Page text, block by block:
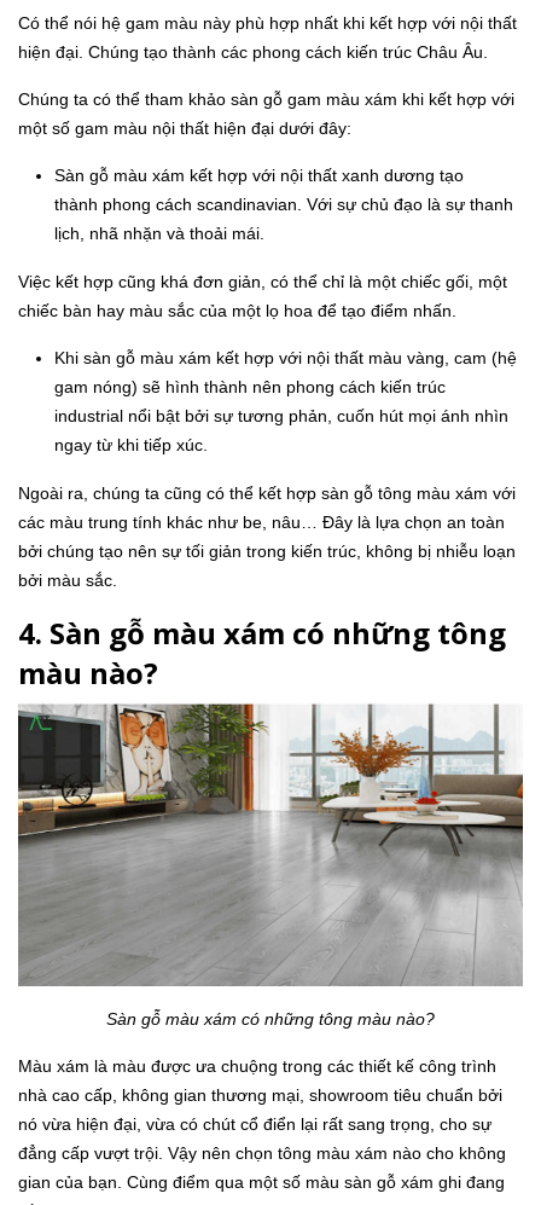
Có thể nói hệ gam màu này phù hợp nhất khi kết hợp với nội thất
hiện đại. Chúng tạo thành các phong cách kiến trúc Châu Âu.
Chúng ta có thể tham khảo sàn gỗ gam màu xám khi kết hợp với
một số gam màu nội thất hiện đại dưới đây:
Sàn gỗ màu xám kết hợp với nội thất xanh dương tạo
thành phong cách scandinavian. Với sự chủ đạo là sự thanh
lịch, nhã nhặn và thoải mái.
Việc kết hợp cũng khá đơn giản, có thể chỉ là một chiếc gối, một
chiếc bàn hay màu sắc của một lọ hoa để tạo điểm nhấn.
Khi sàn gỗ màu xám kết hợp với nội thất màu vàng, cam (hệ
gam nóng) sẽ hình thành nên phong cách kiến trúc
industrial nổi bật bởi sự tương phản, cuốn hút mọi ánh nhìn
ngay từ khi tiếp xúc.
Ngoài ra, chúng ta cũng có thể kết hợp sàn gỗ tông màu xám với
các màu trung tính khác như be, nâu… Đây là lựa chọn an toàn
bởi chúng tạo nên sự tối giản trong kiến trúc, không bị nhiễu loạn
bởi màu sắc.
4. Sàn gỗ màu xám có những tông
màu nào?
Sàn gỗ màu xám có những tông màu nào?
Màu xám là màu được ưa chuộng trong các thiết kế công trình
nhà cao cấp, không gian thương mại, showroom tiêu chuẩn bởi
nó vừa hiện đại, vừa có chút cổ điển lại rất sang trọng, cho sự
đẳng cấp vượt trội. Vậy nên chọn tông màu xám nào cho không
gian của bạn. Cùng điểm qua một số màu sàn gỗ xám ghi đang